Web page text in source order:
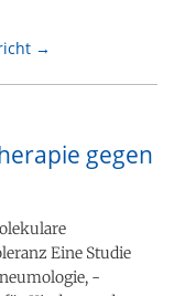
→
gegen
Eine Studie
-​